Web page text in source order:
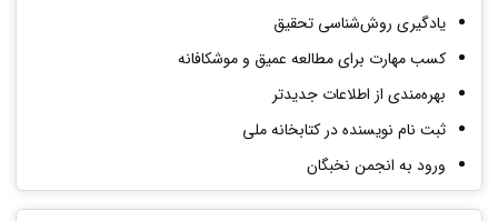
یادگیری روش‌شناسی تحقیق
کسب مهارت برای مطالعه عمیق و موشکافانه
بهره‌مندی از اطلاعات جدیدتر
ثبت نام نویسنده در کتابخانه ملی
ورود به انجمن نخبگان